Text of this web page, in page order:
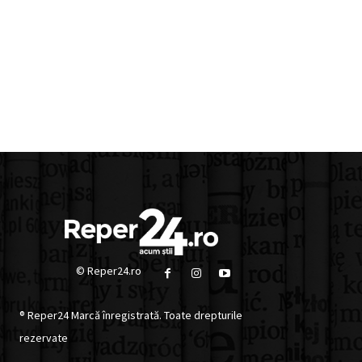
© Reper24.ro
® Reper24 Marcă înregistrată. Toate drepturile
rezervate